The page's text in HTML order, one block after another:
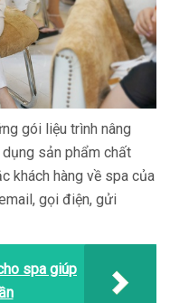
gói liệu trình nâng
sản phẩm chất
khách hàng về spa của
gọi điện, gửi
spa giúp